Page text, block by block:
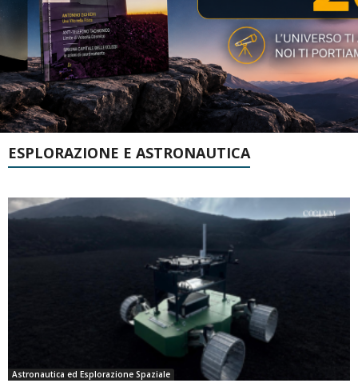
ESPLORAZIONE E ASTRONAUTICA
Astronautica ed Esplorazione Spaziale